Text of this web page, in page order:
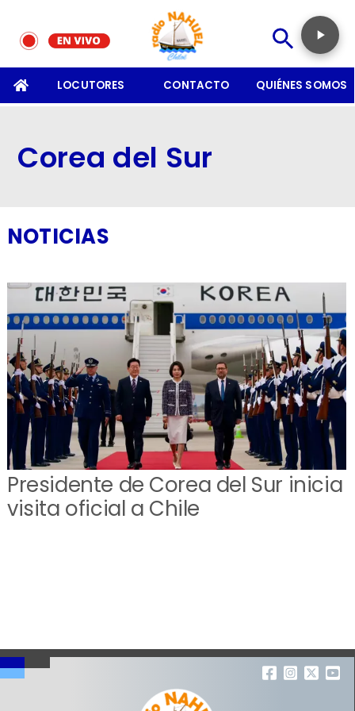
LOCUTORES CONTACTO QUIÉNES SOMOS
Corea del Sur
NOTICIAS
Presidente de Corea del Sur inicia
visita oficial a Chile